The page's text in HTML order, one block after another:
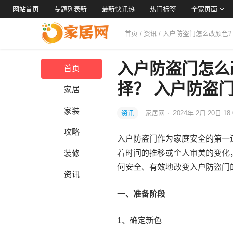
网站首页 专题列表新 最新快讯热 热门标签 全宽页面
首页 / 资讯 / 入户防盗门怎么改颜色
首页
家居
家装
攻略
装修
资讯
入户防盗门怎
择？ 入户防盗
资讯 家居网 · 2024年 2月 20日
入户防盗门作为家庭安全的第
着时间的推移或个人审美的变
何安全、有效地改变入户防盗门
一、准备阶段
1、确定新色